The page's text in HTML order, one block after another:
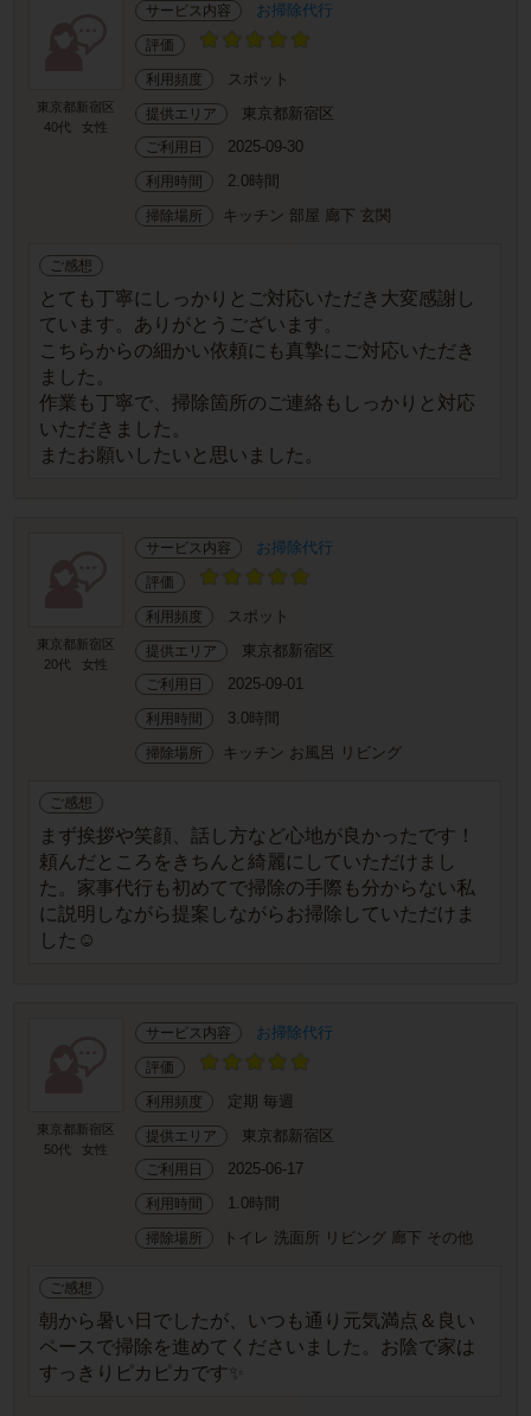
東京都新宿区
40代
女性
サービス内容 お掃除代行
評価
利用頻度 スポット
提供エリア 東京都新宿区
ご利用日 2025-09-30
利用時間 2.0時間
掃除場所 キッチン 部屋 廊下 玄関
ご感想
とても丁寧にしっかりとご対応いただき大変感謝し
ています。ありがとうございます。
こちらからの細かい依頼にも真摯にご対応いただき
ました。
作業も丁寧で、掃除箇所のご連絡もしっかりと対応
いただきました。
またお願いしたいと思いました。
東京都新宿区
20代
女性
サービス内容 お掃除代行
評価
利用頻度 スポット
提供エリア 東京都新宿区
ご利用日 2025-09-01
利用時間 3.0時間
掃除場所 キッチン お風呂 リビング
ご感想
まず挨拶や笑顔、話し方など心地が良かったです！
頼んだところをきちんと綺麗にしていただけまし
た。家事代行も初めてで掃除の手際も分からない私
に説明しながら提案しながらお掃除していただけま
した☺️
東京都新宿区
50代
女性
サービス内容 お掃除代行
評価
利用頻度 定期 毎週
提供エリア 東京都新宿区
ご利用日 2025-06-17
利用時間 1.0時間
掃除場所 トイレ 洗面所 リビング 廊下 その他
ご感想
朝から暑い日でしたが、いつも通り元気満点＆良い
ペースで掃除を進めてくださいました。お陰で家は
すっきりピカピカです✨